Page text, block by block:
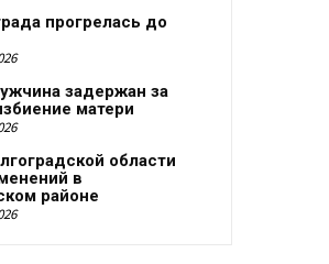
прогрелась до
задержан за
матери
области
в
районе